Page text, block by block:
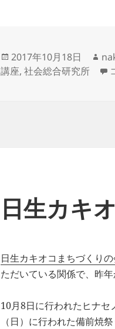
投
稿
2017年10月18日
作
成
講座,社会総合研究所
日生カキ
日生カキオコまちづくり
ただいている関係で、昨
10月8日に行われたヒナ
（日）に行われた備前焼